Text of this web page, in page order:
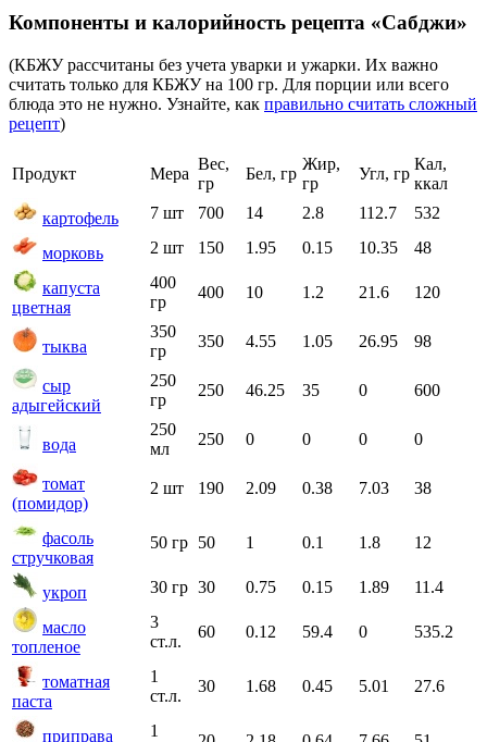
Компоненты и калорийность рецепта «Сабджи»
(КБЖУ рассчитаны без учета уварки и ужарки. Их важно
считать только для КБЖУ на 100 гр. Для порции или всего
блюда это не нужно. Узнайте, как правильно считать сложный
рецепт)
Продукт Мера
Вес,
гр
Бел, гр
Жир,
гр
Угл, гр
Кал,
ккал
картофель
7 шт 700 14 2.8 112.7 532
морковь 2 шт 150 1.95 0.15 10.35 48
капуста
цветная
400
гр
400 10 1.2 21.6 120
тыква
350
гр
350 4.55 1.05 26.95 98
сыр
адыгейский
250
гр
250 46.25 35 0 600
вода
250
мл
250 0 0 0 0
томат
(помидор)
2 шт 190 2.09 0.38 7.03 38
фасоль
стручковая
50 гр 50 1 0.1 1.8 12
укроп 30 гр 30 0.75 0.15 1.89 11.4
масло
топленое
3
ст.л.
60 0.12 59.4 0 535.2
томатная
паста
1
ст.л.
30 1.68 0.45 5.01 27.6
приправа
1